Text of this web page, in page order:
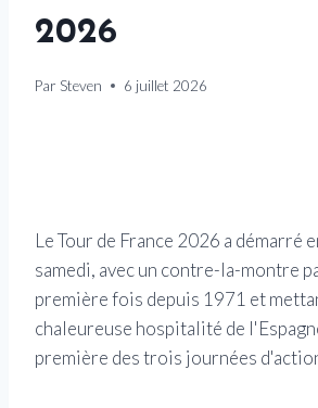
2026
Par Steven 6 juillet 2026
Le Tour de France 2026 a démarré
samedi, avec un contre-la-montre
première fois depuis 1971 et
chaleureuse hospitalité de
première des trois journées